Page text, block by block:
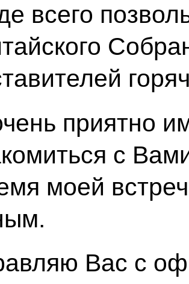
всего
приятно
с
моей
Вас с